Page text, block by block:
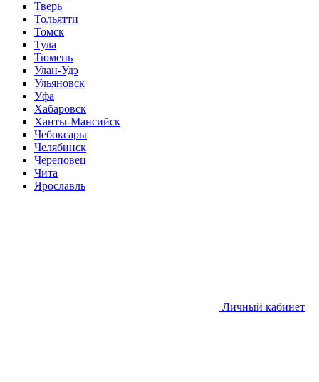
Тверь
Тольятти
Томск
Тула
Тюмень
Улан-Удэ
Ульяновск
Уфа
Хабаровск
Ханты-Мансийск
Чебоксары
Челябинск
Череповец
Чита
Ярославль
Личный кабинет